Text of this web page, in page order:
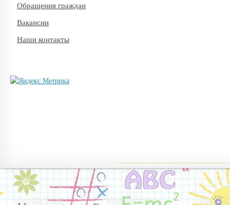
Обращения граждан
Вакансии
Наши контакты